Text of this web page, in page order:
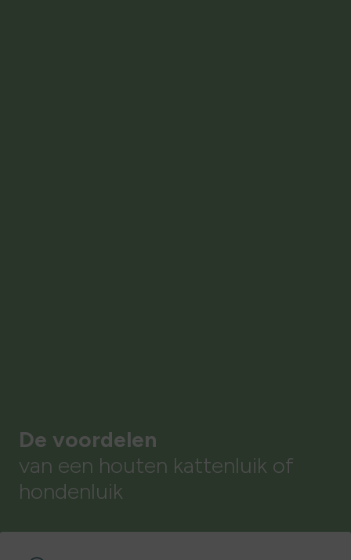
De voordelen
van een houten kattenluik of
hondenluik